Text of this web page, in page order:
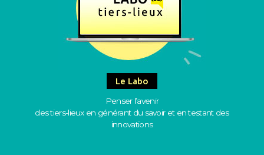
Le Labo
Penser l’avenir
des tiers-lieux en générant du savoir et en testant des
innovations